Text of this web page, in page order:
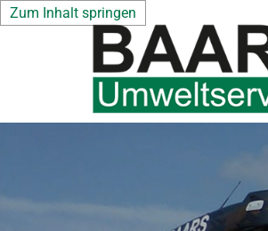
Zum Inhalt springen